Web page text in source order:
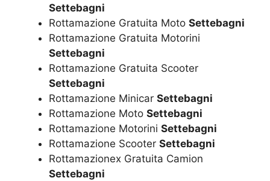
Settebagni
Rottamazione Gratuita Moto Settebagni
Rottamazione Gratuita Motorini
Settebagni
Rottamazione Gratuita Scooter
Settebagni
Rottamazione Minicar Settebagni
Rottamazione Moto Settebagni
Rottamazione Motorini Settebagni
Rottamazione Scooter Settebagni
Rottamazionex Gratuita Camion
Settebagni